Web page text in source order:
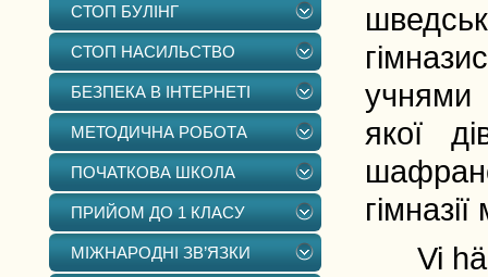
СТОП БУЛІНГ
СТОП НАСИЛЬСТВО
БЕЗПЕКА В ІНТЕРНЕТІ
МЕТОДИЧНА РОБОТА
ПОЧАТКОВА ШКОЛА
ПРИЙОМ ДО 1 КЛАСУ
МІЖНАРОДНІ ЗВ’ЯЗКИ
учнями
якої
Vi